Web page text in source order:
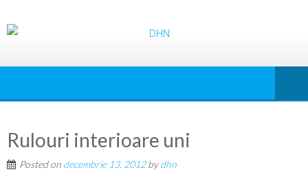
Rulouri interioare uni
Posted on decembrie 13, 2012bydhn